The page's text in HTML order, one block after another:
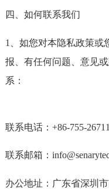
四、如何联系我们
1、如您对本隐私政策或
报、有任何问题、意见
系：
联系电话：+86-755-
联系邮箱：
办公地址：广东省深圳